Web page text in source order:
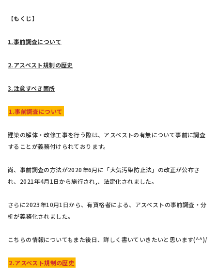
【もくじ】
1.事前調査について
2.アスベスト規制の歴史
3.注意すべき箇所
1.事前調査について
建築の解体・改修工事を行う際は、アスベストの有無について事前に調査
することが義務付けられております。
尚、事前調査の方法が2020年6月に「大気汚染防止法」の改正が公布さ
れ、2021年4月1日から施行され,、法定化されました。
さらに2023年10月1日から、有資格者による、アスベストの事前調査・分
析が義務化されました。
こちらの情報についてもまた後日、詳しく書いていきたいと思います(^^)/
2.アスベスト規制の歴史